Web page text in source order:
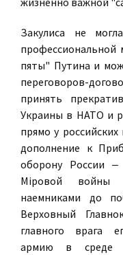
Закулиса не
профессиональной
пяты" Путина и
переговоров-
принять
Украины в НАТО и
прямо у
дополнение к
оборону России
Мiровой войны
наемниками до
Верховный
главного врага
армию в среде